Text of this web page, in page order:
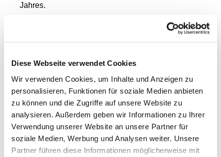
Diese Webseite verwendet Cookies
Wir verwenden Cookies, um Inhalte und Anzeigen zu
personalisieren, Funktionen für soziale Medien anbieten
zu können und die Zugriffe auf unsere Website zu
analysieren. Außerdem geben wir Informationen zu Ihrer
Verwendung unserer Website an unsere Partner für
soziale Medien, Werbung und Analysen weiter. Unsere
Partner führen diese Informationen möglicherweise mit
Jahres.
Unterstützung. Trauen Sie sich und seien Sie bei
und vielleicht erweckt das Zuschauen die Lust am
gemütliche, entspannte Atmosphäre. Die Kinder
sind wieder besonders aufgerufen, gerne
zusammen mit einer Bezugsperson, ihren
persönlichen kreativen 'Fingerabruck' zu
hinterlassen.
Vielen herzlichen Dank für Ihre Neugier, Ihren